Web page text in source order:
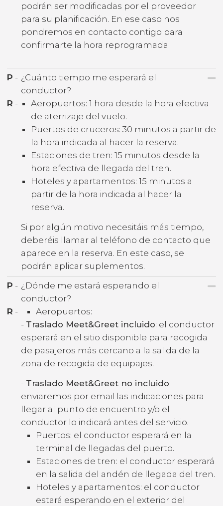
podrán ser modificadas por el proveedor
para su planificación. En ese caso nos
pondremos en contacto contigo para
confirmarte la hora reprogramada.
P - ¿Cuánto tiempo me esperará el
conductor?
R -
Aeropuertos: 1 hora desde la hora efectiva
de aterrizaje del vuelo.
Puertos de cruceros: 30 minutos a partir de
la hora indicada al hacer la reserva.
Estaciones de tren: 15 minutos desde la
hora efectiva de llegada del tren.
Hoteles y apartamentos: 15 minutos a
partir de la hora indicada al hacer la
reserva.
Si por algún motivo necesitáis más tiempo,
deberéis llamar al teléfono de contacto que
aparece en la reserva. En este caso, se
podrán aplicar suplementos.
P - ¿Dónde me estará esperando el
conductor?
R -
Aeropuertos:
- Traslado Meet&Greet incluido: el conductor
esperará en el sitio disponible para recogida
de pasajeros más cercano a la salida de la
zona de recogida de equipajes.
- Traslado Meet&Greet no incluido:
enviaremos por email las indicaciones para
llegar al punto de encuentro y/o el
conductor lo indicará antes del servicio.
Puertos: el conductor esperará en la
terminal de llegadas del puerto.
Estaciones de tren: el conductor esperará
en la salida del andén de llegada del tren.
Hoteles y apartamentos: el conductor
estará esperando en el exterior del